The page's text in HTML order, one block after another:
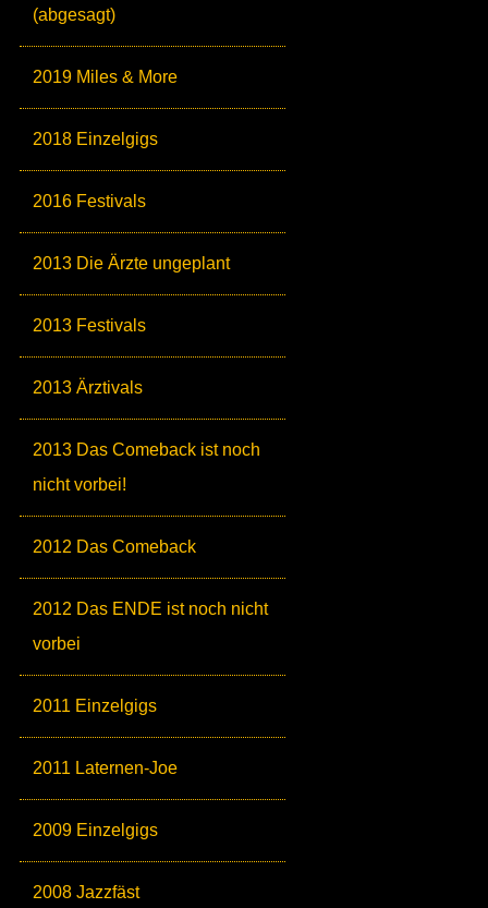
(abgesagt)
2019 Miles & More
2018 Einzelgigs
2016 Festivals
2013 Die Ärzte ungeplant
2013 Festivals
2013 Ärztivals
2013 Das Comeback ist noch
nicht vorbei!
2012 Das Comeback
2012 Das ENDE ist noch nicht
vorbei
2011 Einzelgigs
2011 Laternen-Joe
2009 Einzelgigs
2008 Jazzfäst